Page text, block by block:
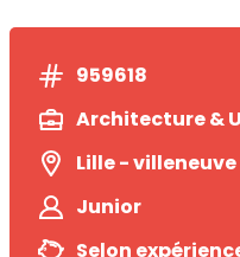
959618
Architecture &
Lille -
Junior
Selon